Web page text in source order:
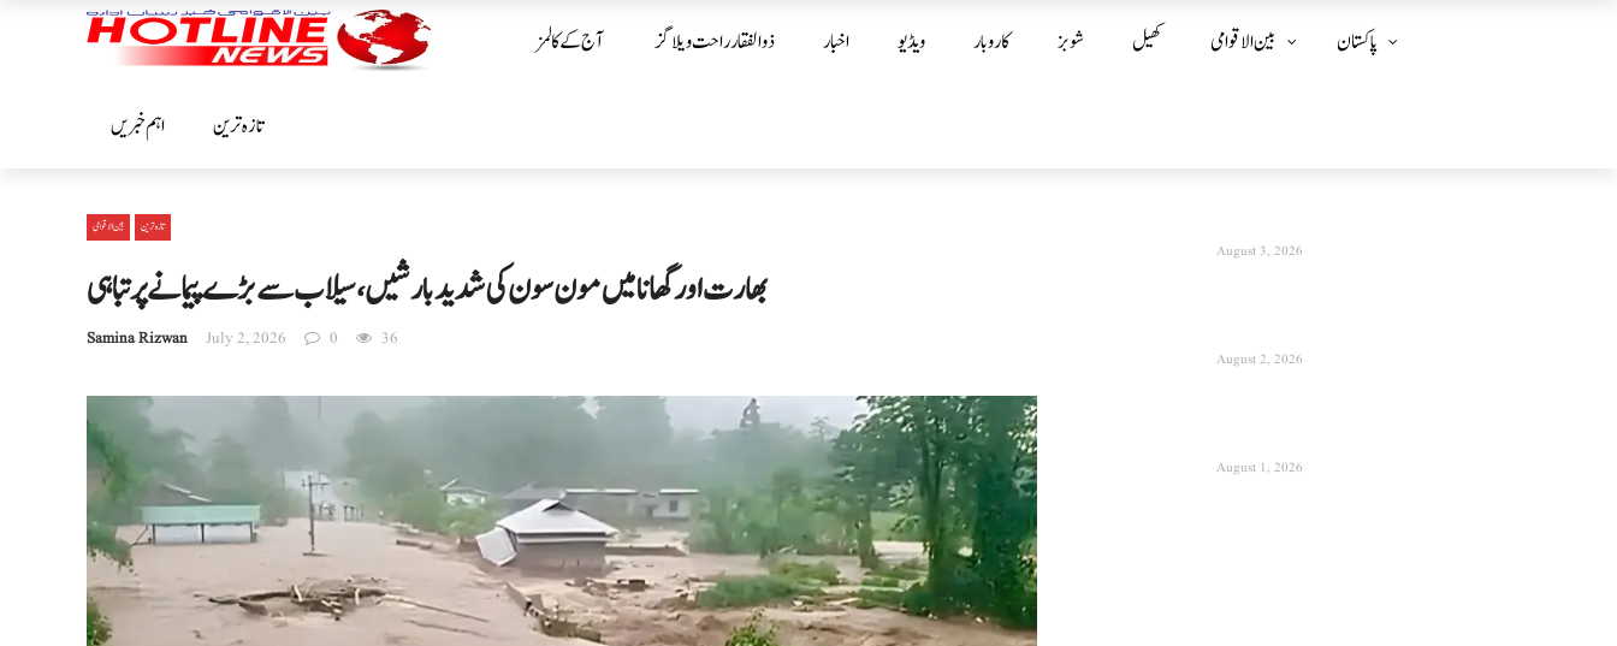
آج کے کالمز ذوالفقار راحت ویلاگز اخبار ویڈیو کاروبار شوبز کھیل بین الا قوامی پاکستان
اہم خبریں تازہ ترین
بین الا قوامی تازہ ترین
بھارت اور گھانا میں مون سون کی شدید بارشیں، سیلاب سے بڑے پیمانے پر تباہی
Samina Rizwan July 2, 2026 0 36
August 3, 2026
August 2, 2026
August 1, 2026